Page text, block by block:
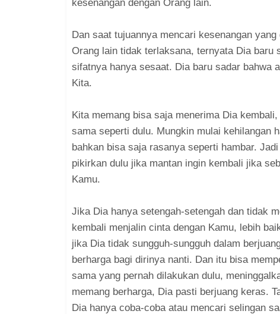
kesenangan dengan Orang lain.
Dan saat tujuannya mencari kesenangan
Orang lain tidak terlaksana, ternyata Dia baru
sifatnya hanya sesaat. Dia baru sadar bahwa
Kita.
Kita memang bisa saja menerima Dia
sama seperti dulu. Mungkin mulai kehilangan
bahkan bisa saja rasanya seperti hambar.
pikirkan dulu jika mantan ingin kembali jika
Kamu.
Jika Dia hanya setengah-setengah dan tidak
kembali menjalin cinta dengan Kamu, lebih
jika Dia tidak sungguh-sungguh dalam
berharga bagi dirinya nanti. Dan itu bisa
sama yang pernah dilakukan dulu,
memang berharga, Dia pasti berjuang keras.
Dia hanya coba-coba atau mencari selingan